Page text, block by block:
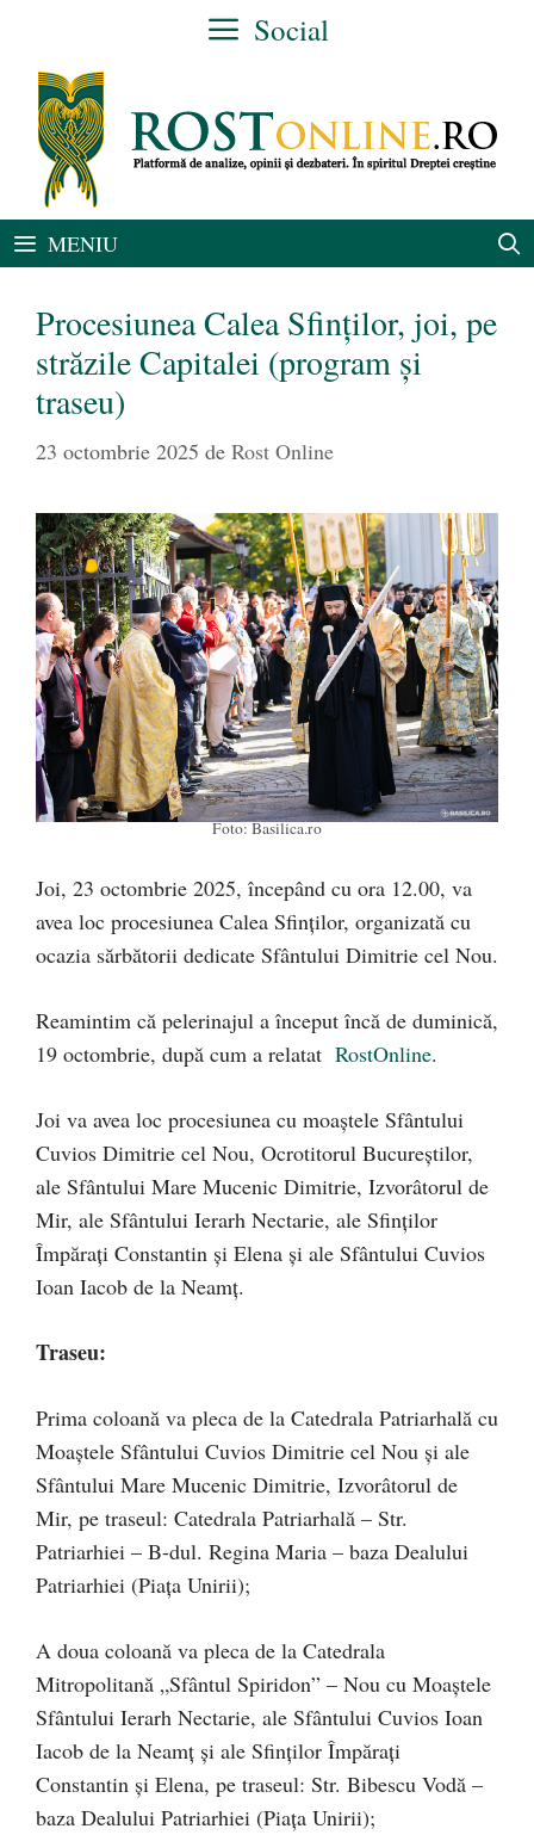
conținut
Social
MENIU
Procesiunea Calea Sfinților, joi, pe
străzile Capitalei (program și
traseu)
23 octombrie 2025 de Rost Online
Foto: Basilica.ro
Joi, 23 octombrie 2025, începând cu ora 12.00, va
avea loc procesiunea Calea Sfinților, organizată cu
ocazia sărbătorii dedicate Sfântului Dimitrie cel Nou.
Reamintim că pelerinajul a început încă de duminică,
19 octombrie, după cum a relatat RostOnline.
Joi va avea loc procesiunea cu moaștele Sfântului
Cuvios Dimitrie cel Nou, Ocrotitorul Bucureștilor,
ale Sfântului Mare Mucenic Dimitrie, Izvorâtorul de
Mir, ale Sfântului Ierarh Nectarie, ale Sfinților
Împărați Constantin și Elena și ale Sfântului Cuvios
Ioan Iacob de la Neamț.
Traseu:
Prima coloană va pleca de la Catedrala Patriarhală cu
Moaștele Sfântului Cuvios Dimitrie cel Nou și ale
Sfântului Mare Mucenic Dimitrie, Izvorâtorul de
Mir, pe traseul: Catedrala Patriarhală – Str.
Patriarhiei – B-dul. Regina Maria – baza Dealului
Patriarhiei (Piața Unirii);
A doua coloană va pleca de la Catedrala
Mitropolitană „Sfântul Spiridon” – Nou cu Moaștele
Sfântului Ierarh Nectarie, ale Sfântului Cuvios Ioan
Iacob de la Neamț și ale Sfinților Împărați
Constantin și Elena, pe traseul: Str. Bibescu Vodă –
baza Dealului Patriarhiei (Piața Unirii);